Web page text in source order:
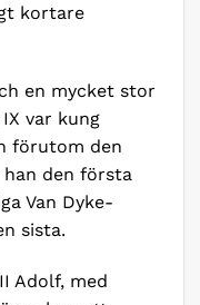
kortare
en mycket stor
var kung
förutom den
den första
Van Dyke-
sista.
Adolf, med